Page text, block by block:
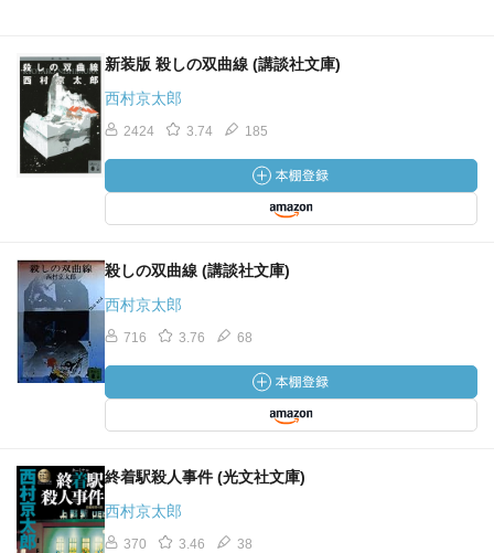
新装版 殺しの双曲線 (講談社文庫)
西村京太郎
2424 3.74 185
殺しの双曲線 (講談社文庫)
西村京太郎
716 3.76 68
終着駅殺人事件 (光文社文庫)
西村京太郎
370 3.46 38